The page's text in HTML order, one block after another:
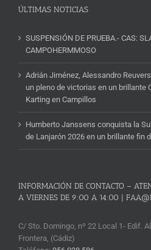
ÚLTIMAS NOTICIAS
SUSPENSIÓN DE PRUEBA.- CAS:
CAMPOHERMMOSO
Adrián Jiménez, Alessandro
un pleno de victorias en un brillante
Karting en Campillos
Humberto Janssens conquista la
de Lanjarón 2026 en un brillante fin
INFORMACIÓN DE CONTACTO –
A VIERNES DE 9:00 A 14:00 |
C/ Sto. Domingo, nº 22 Local 1- Edif.
Frontera, (Cádiz)